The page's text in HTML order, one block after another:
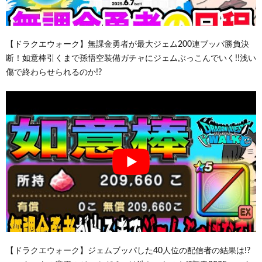
【ドラクエウォーク】無課金勇者が最大ジェム200連ブッパ勝負決
断！如意棒引くまで孫悟空装備ガチャにジェムぶっこんでいく!!浅い
傷で終わらせられるのか!?
【ドラクエウォーク】ジェムブッパした40人位の配信者の結果は!?